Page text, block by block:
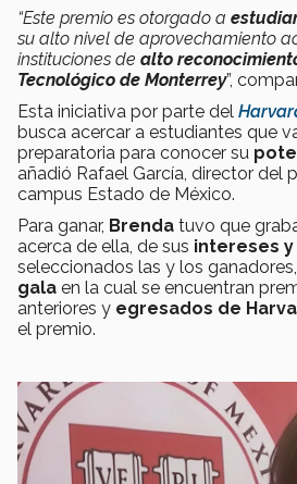
“Este premio es otorgado a
su alto nivel de aprovechamiento
instituciones de alto
Tecnológico de Monterrey”,
Esta iniciativa por parte del
busca acercar a estudiantes que
preparatoria para conocer su
añadió Rafael García, director del
campus Estado de México.
Para ganar, Brenda tuvo que
acerca de ella, de sus intereses
seleccionados las y los
gala en la cual se encuentran
anteriores y egresados de
el premio.